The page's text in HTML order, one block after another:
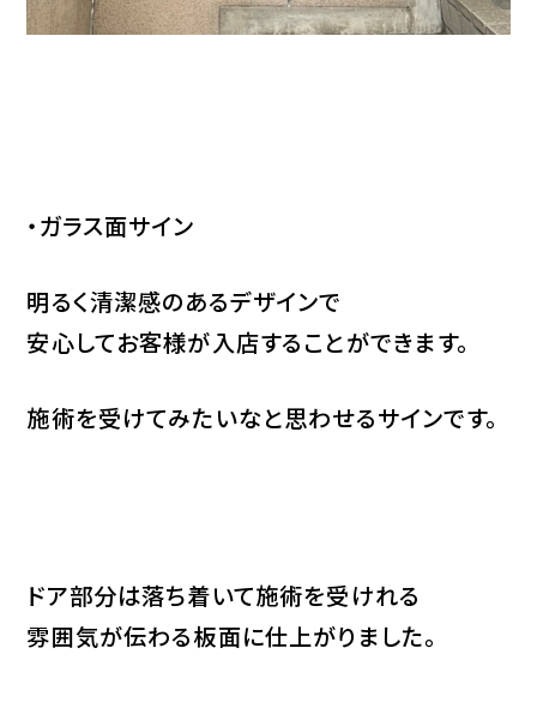
・ガラス面サイン
明るく清潔感のあるデザインで
安心してお客様が入店することができます。
施術を受けてみたいなと思わせるサインです。
ドア部分は落ち着いて施術を受けれる
雰囲気が伝わる板面に仕上がりました。